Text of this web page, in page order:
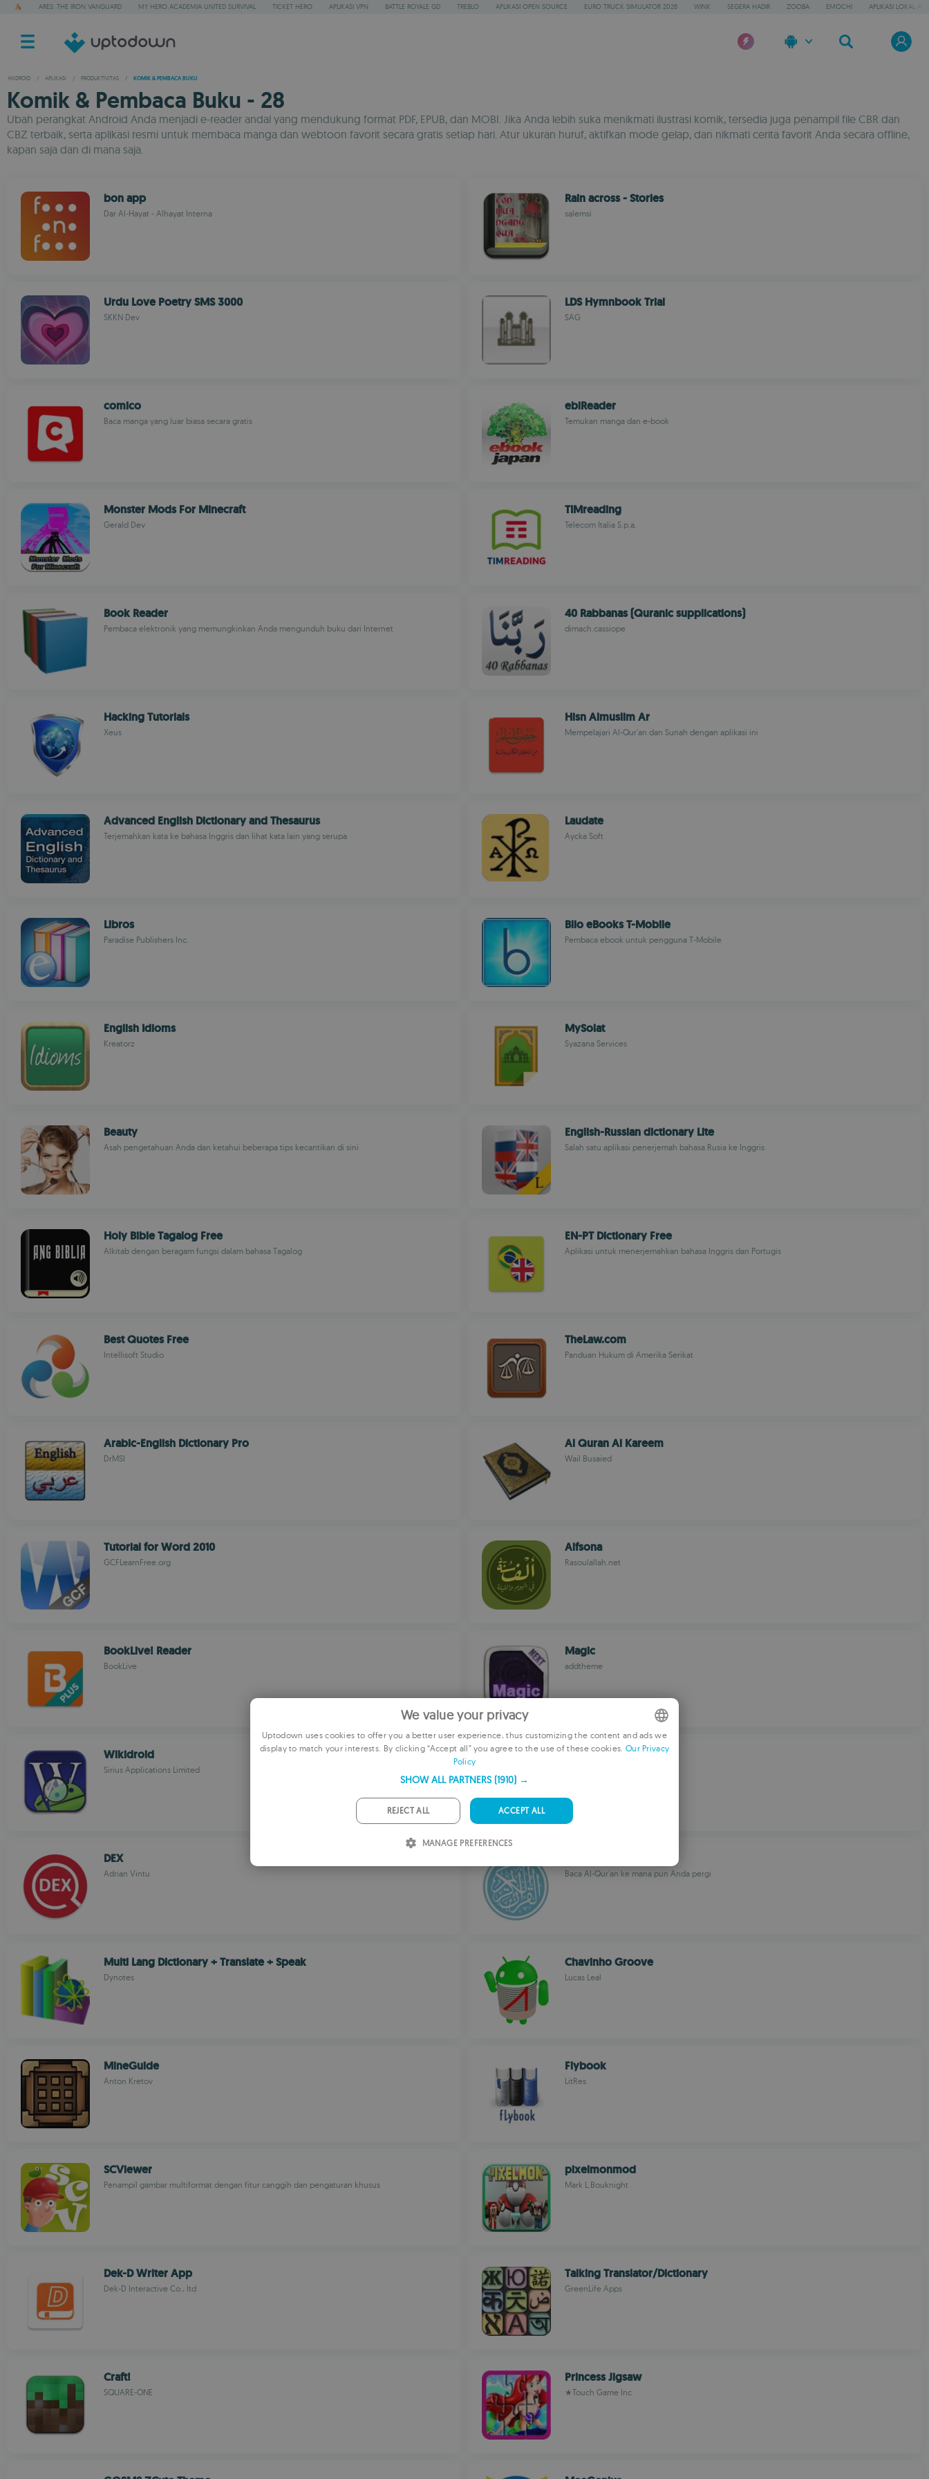
ARES: THE IRON VANGUARD MY HERO ACADEMIA UNITED SURVIVAL TICKET HERO APLIKASI VPN BATTLE ROYALE GD TREBLO APLIKASI OPEN SOURCE EURO TRUCK SIMULATOR 2026 WINK SEGERA HADIR ZOOBA EMOCHI APLIKASI LOKAL AI
ANDROID / APLIKASI / PRODUKTIVITAS / KOMIK & PEMBACA BUKU
Komik & Pembaca Buku - 28
Ubah perangkat Android Anda menjadi e-reader andal yang mendukung format PDF, EPUB, dan MOBI. Jika Anda lebih suka menikmati ilustrasi komik, tersedia juga penampil file CBR dan
CBZ terbaik, serta aplikasi resmi untuk membaca manga dan webtoon favorit secara gratis setiap hari. Atur ukuran huruf, aktifkan mode gelap, dan nikmati cerita favorit Anda secara offline,
kapan saja dan di mana saja.
bon app
Dar Al-Hayat - Alhayat Interna
Rain across - Stories
salemsi
Urdu Love Poetry SMS 3000
SKKN Dev
LDS Hymnbook Trial
SAG
comico
Baca manga yang luar biasa secara gratis
ebiReader
Temukan manga dan e-book
Monster Mods For Minecraft
Gerald Dev
TIMreading
Telecom Italia S.p.a.
Book Reader
Pembaca elektronik yang memungkinkan Anda mengunduh buku dari Internet
40 Rabbanas (Quranic supplications)
dimach.cassiope
Hacking Tutorials
Xeus
Hisn Almuslim Ar
Mempelajari Al-Qur'an dan Sunah dengan aplikasi ini
Advanced English Dictionary and Thesaurus
Terjemahkan kata ke bahasa Inggris dan lihat kata lain yang serupa
Laudate
Aycka Soft
Libros
Paradise Publishers Inc.
Blio eBooks T-Mobile
Pembaca ebook untuk pengguna T-Mobile
English Idioms
Kreatorz
MySolat
Syazana Services
Beauty
Asah pengetahuan Anda dan ketahui beberapa tips kecantikan di sini
English-Russian dictionary Lite
Salah satu aplikasi penerjemah bahasa Rusia ke Inggris
Holy Bible Tagalog Free
Alkitab dengan beragam fungsi dalam bahasa Tagalog
EN-PT Dictionary Free
Aplikasi untuk menerjemahkan bahasa Inggris dan Portugis
Best Quotes Free
Intellisoft Studio
TheLaw.com
Panduan Hukum di Amerika Serikat
Arabic-English Dictionary Pro
DrMSI
Al Quran Al Kareem
Wail Busaied
Tutorial for Word 2010
GCFLearnFree.org
Alfsona
Rasoulallah.net
BookLive! Reader
BookLive
Magic
addtheme
Wikidroid
Sirius Applications Limited
Gun Mods
DEX
Adrian Vintu Baca Al-Qur'an ke mana pun Anda pergi
Multi Lang Dictionary + Translate + Speak
Dynotes
Chavinho Groove
Lucas Leal
MineGuide
Anton Kretov
Flybook
LitRes
SCViewer
Penampil gambar multiformat dengan fitur canggih dan pengaturan khusus
pixelmonmod
Mark L.Bouknight
Dek-D Writer App
Dek-D Interactive Co., ltd
Talking Translator/Dictionary
GreenLife Apps
Craft!
SQUARE-ONE
Princess Jigsaw
★Touch Game Inc
ENGLISH
SPANISH
We value your privacy
Uptodown uses cookies to offer you a better user experience, thus customizing the content and ads we
display to match your interests. By clicking “Accept all” you agree to the use of these cookies. Our Privacy
Policy
SHOW ALL PARTNERS (1910) →
ACCEPT ALL
REJECT ALL
MANAGE PREFERENCES